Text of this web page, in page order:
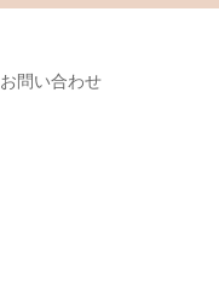
お問い合わせ